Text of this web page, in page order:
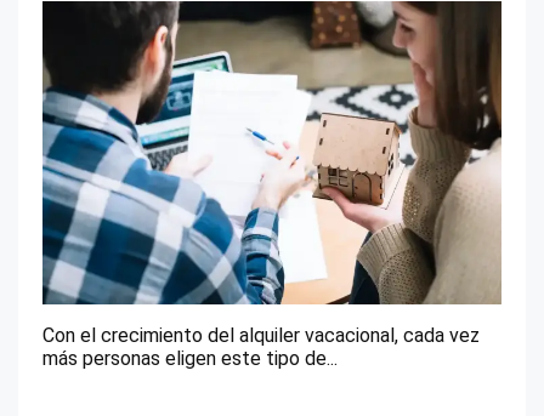
Con el crecimiento del alquiler vacacional, cada vez
más personas eligen este tipo de...